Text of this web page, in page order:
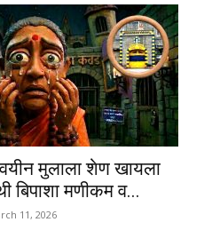
मुलाला शेण खायला
बिपाशा मणीकम व...
11, 2026